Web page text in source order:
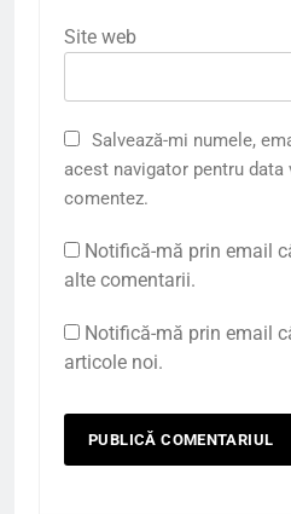
Site web
Salvează-mi numele,
acest navigator pentru
comentez.
Notifică-mă prin email
alte comentarii.
Notifică-mă prin email
articole noi.